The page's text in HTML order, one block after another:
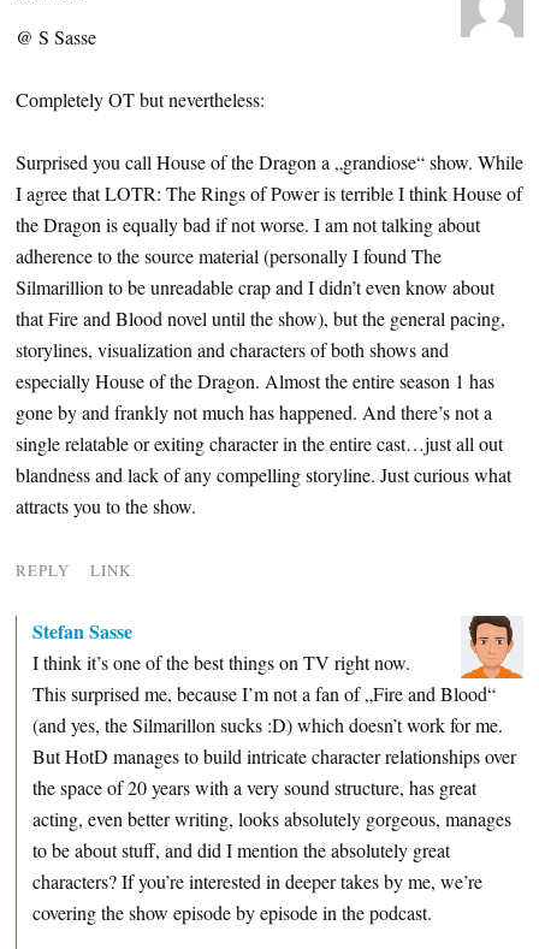
@ S Sasse
Completely OT but nevertheless:
Surprised you call House of the Dragon a „grandiose“ show. While
I agree that LOTR: The Rings of Power is terrible I think House of
the Dragon is equally bad if not worse. I am not talking about
adherence to the source material (personally I found The
Silmarillion to be unreadable crap and I didn’t even know about
that Fire and Blood novel until the show), but the general pacing,
storylines, visualization and characters of both shows and
especially House of the Dragon. Almost the entire season 1 has
gone by and frankly not much has happened. And there’s not a
single relatable or exiting character in the entire cast…just all out
blandness and lack of any compelling storyline. Just curious what
attracts you to the show.
REPLY LINK
Stefan Sasse
I think it’s one of the best things on TV right now.
This surprised me, because I’m not a fan of „Fire and Blood“
(and yes, the Silmarillon sucks :D) which doesn’t work for me.
But HotD manages to build intricate character relationships over
the space of 20 years with a very sound structure, has great
acting, even better writing, looks absolutely gorgeous, manages
to be about stuff, and did I mention the absolutely great
characters? If you’re interested in deeper takes by me, we’re
covering the show episode by episode in the podcast.